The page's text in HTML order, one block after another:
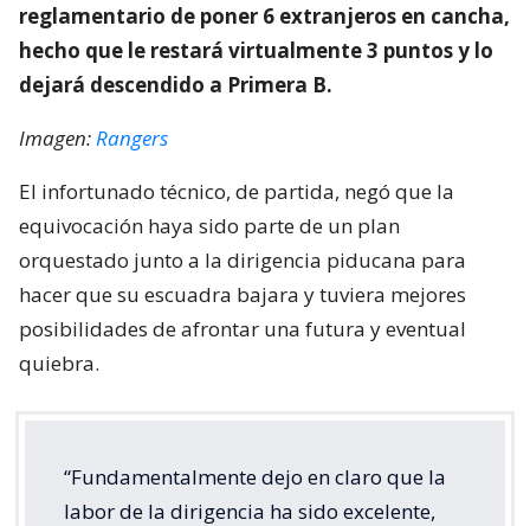
reglamentario de poner 6 extranjeros en cancha,
hecho que le restará virtualmente 3 puntos y lo
dejará descendido a Primera B.
Imagen:Rangers
El infortunado técnico, de partida, negó que la
equivocación haya sido parte de un plan
orquestado junto a la dirigencia piducana para
hacer que su escuadra bajara y tuviera mejores
posibilidades de afrontar una futura y eventual
quiebra.
“Fundamentalmente dejo en claro que la
labor de la dirigencia ha sido excelente,